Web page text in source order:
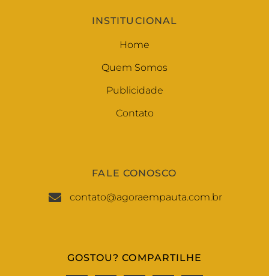
INSTITUCIONAL
Home
Quem Somos
Publicidade
Contato
FALE CONOSCO
contato@agoraempauta.com.br
GOSTOU? COMPARTILHE